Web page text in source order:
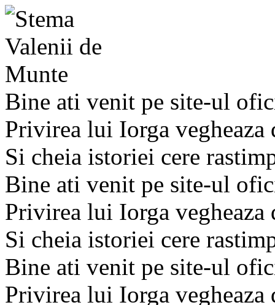
Bine ati venit pe site-ul
Privirea lui Iorga
Si cheia istoriei cere
Bine ati venit pe site-ul
Privirea lui Iorga
Si cheia istoriei cere
Bine ati venit pe site-ul
Privirea lui Iorga